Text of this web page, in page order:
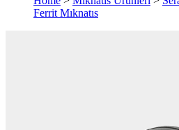
Ferrit Mıknatıs